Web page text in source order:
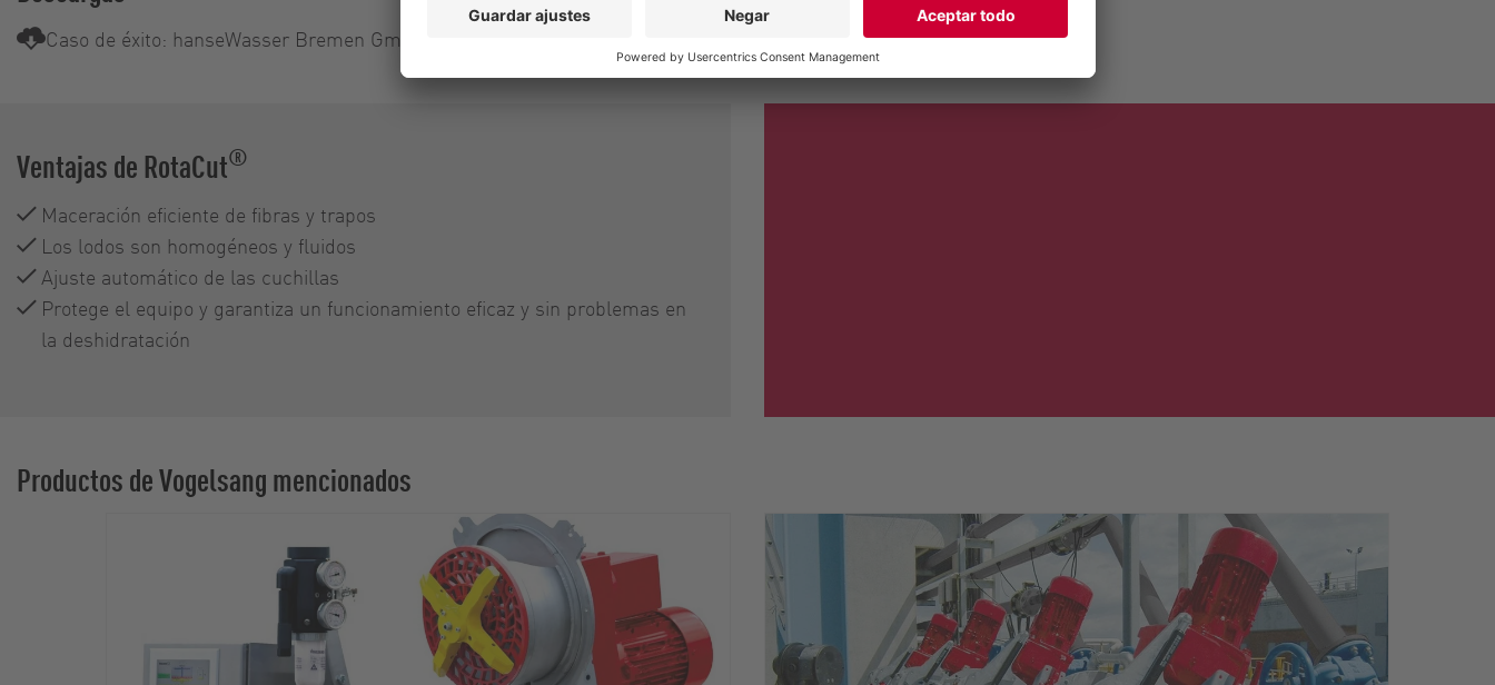
Caso de éxito: hanseWasser Bremen GmbH
Ventajas de RotaCut®
Maceración eficiente de fibras y trapos
Los lodos son homogéneos y fluidos
Ajuste automático de las cuchillas
Protege el equipo y garantiza un funcionamiento eficaz y sin problemas en
la deshidratación
Productos de Vogelsang mencionados